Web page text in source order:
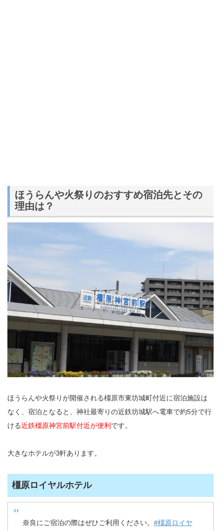
ほうらんや火祭りのおすすめ宿泊先とその
理由は？
ほうらんや火祭りが開催される橿原市東坊城町付近に宿泊施設は
なく、宿泊となると、神社最寄りの近鉄坊城駅へ電車で約5分で行
ける近鉄橿原神宮前駅付近が便利 です。
大きなホテルが3軒あります。
橿原ロイヤルホテル
奈良にご宿泊の際はぜひご利用ください。 #橿原ロイヤ